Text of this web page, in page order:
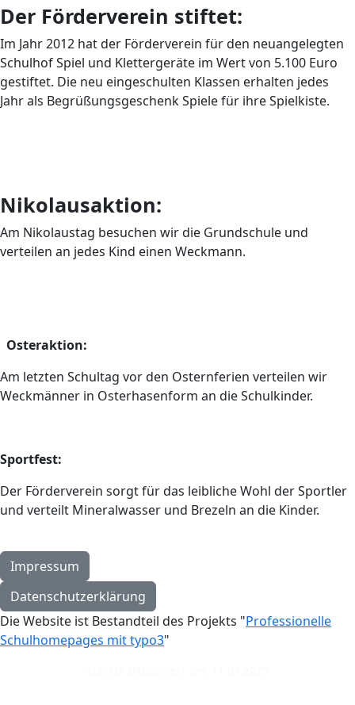
Der Förderverein stiftet:
Im Jahr 2012 hat der Förderverein für den neuangelegten
Schulhof Spiel und Klettergeräte im Wert von 5.100 Euro
gestiftet. Die neu eingeschulten Klassen erhalten jedes
Jahr als Begrüßungsgeschenk Spiele für ihre Spielkiste.
Nikolausaktion:
Am Nikolaustag besuchen wir die Grundschule und
verteilen an jedes Kind einen Weckmann.
Osteraktion:
Am letzten Schultag vor den Osternferien verteilen wir
Weckmänner in Osterhasenform an die Schulkinder.
Sportfest:
Der Förderverein sorgt für das leibliche Wohl der Sportler
und verteilt Mineralwasser und Brezeln an die Kinder.
Impressum
Datenschutzerklärung
Die Website ist Bestandteil des Projekts "Professionelle
Schulhomepages mit typo3"